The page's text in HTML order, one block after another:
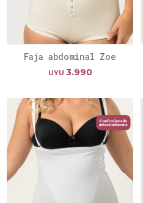
Faja abdominal Zoe
UYU 3.990